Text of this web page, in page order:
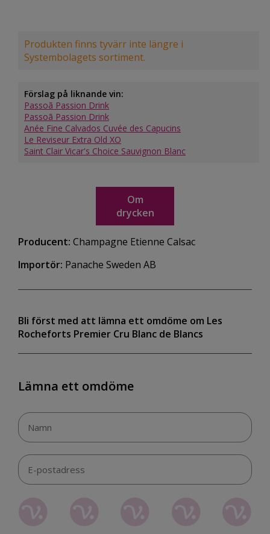
Produkten finns tyvärr inte längre i
Systembolagets sortiment.
Förslag på liknande vin:
Passoã Passion Drink
Passoã Passion Drink
Anée Fine Calvados Cuvée des Capucins
Le Reviseur Extra Old XO
Saint Clair Vicar's Choice Sauvignon Blanc
Om
drycken
Producent: Champagne Etienne Calsac
Importör: Panache Sweden AB
Bli först med att lämna ett omdöme om Les
Rocheforts Premier Cru Blanc de Blancs
Lämna ett omdöme